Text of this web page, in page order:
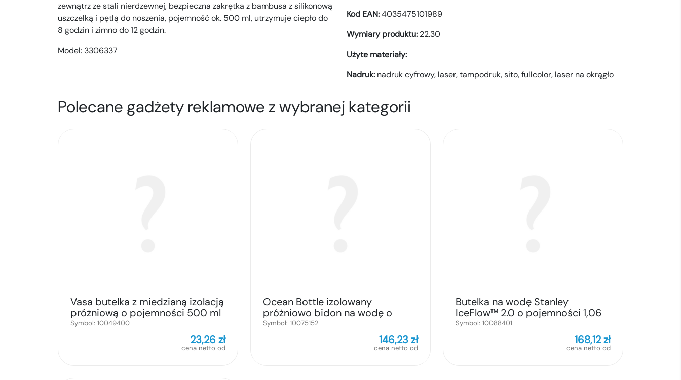
zewnątrz ze stali nierdzewnej, bezpieczna zakrętka z bambusa z silikonową
uszczelką i pętlą do noszenia, pojemność ok. 500 ml, utrzymuje ciepło do
8 godzin i zimno do 12 godzin.
Model: 3306337
Kod EAN:4035475101989
Wymiary produktu: 22.30
Użyte materiały:
Nadruk: nadruk cyfrowy, laser,tampodruk,sito,fullcolor, laser na okrągło
Polecane gadżety reklamowe z wybranej kategorii
Vasa butelka z miedzianą izolacją
próżniową o pojemności 500 ml
Symbol: 10049400
23,26zł
cena netto od
Ocean Bottle izolowany
próżniowo bidon na wodę o
pojemności 500 ml
Symbol: 10075152
146,23zł
cena netto od
Butelka na wodę Stanley
IceFlow™ 2.0 o pojemności 1,06
litra ze składaną słomką
Symbol: 10088401
168,12zł
cena netto od